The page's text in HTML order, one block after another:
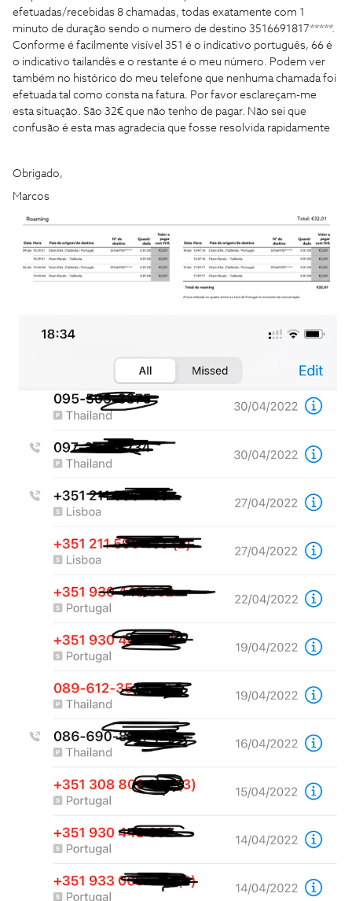
efetuadas/recebidas 8 chamadas, todas exatamente com 1
minuto de duração sendo o numero de destino 3516691817*****.
Conforme é facilmente visível 351 é o indicativo português, 66 é
o indicativo tailandês e o restante é o meu número. Podem ver
também no histórico do meu telefone que nenhuma chamada foi
efetuada tal como consta na fatura. Por favor esclareçam-me
esta situação. São 32€ que não tenho de pagar. Não sei que
confusão é esta mas agradecia que fosse resolvida rapidamente
Obrigado,
Marcos